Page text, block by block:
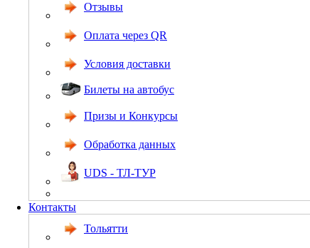
Отзывы
Оплата через QR
Условия доставки
Билеты на автобус
Призы и Конкурсы
Обработка данных
UDS - ТЛ-ТУР
Контакты
Тольятти